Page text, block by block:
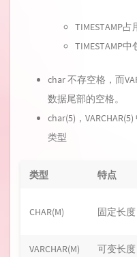
TIMESTAMP
TIMESTAMP
char 不存空格，而
数据尾部的空格。
char(5)，
类型
类型 特点
CHAR(M) 固定长度
VARCHAR(M) 可变长度